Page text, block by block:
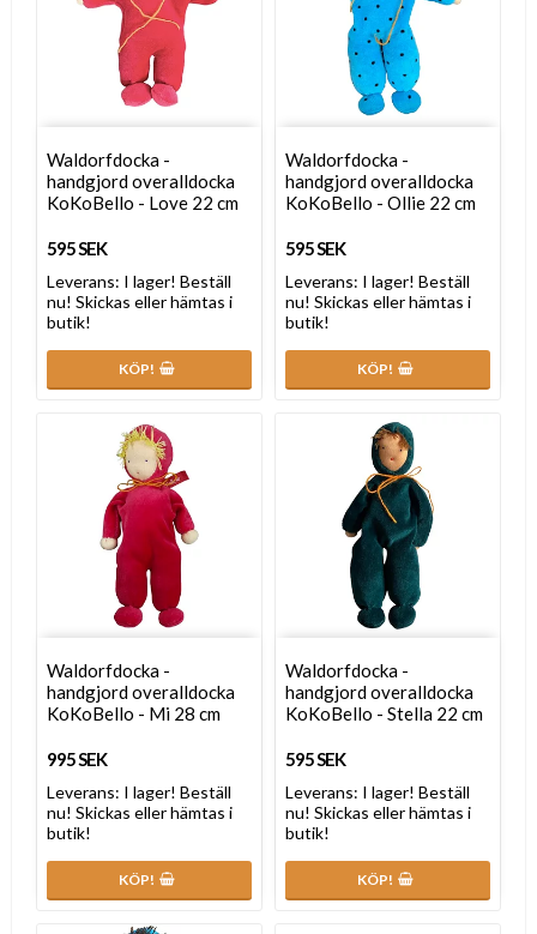
Waldorfdocka -
handgjord overalldocka
KoKoBello - Love 22 cm
595 SEK
Leverans: I lager! Beställ
nu! Skickas eller hämtas i
butik!
KÖP!
Waldorfdocka -
handgjord overalldocka
KoKoBello - Ollie 22 cm
595 SEK
Leverans: I lager! Beställ
nu! Skickas eller hämtas i
butik!
KÖP!
Waldorfdocka -
handgjord overalldocka
KoKoBello - Mi 28 cm
995 SEK
Leverans: I lager! Beställ
nu! Skickas eller hämtas i
butik!
KÖP!
Waldorfdocka -
handgjord overalldocka
KoKoBello - Stella 22 cm
595 SEK
Leverans: I lager! Beställ
nu! Skickas eller hämtas i
butik!
KÖP!